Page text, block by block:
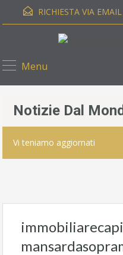
RICHIESTA VIA EMAIL
Menu
Notizie Dal
Vi teniamo aggiornati